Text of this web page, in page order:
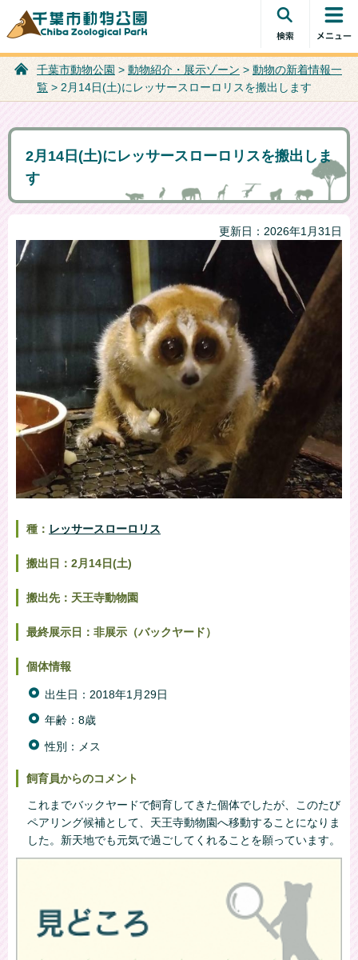
千葉市動物公園
検索・共
通メニュ
コンテン
ツメニュ
ー
千葉市動物公園 > 動物紹介・展示ゾーン > 動物の新着情報一
覧 > 2月14日(土)にレッサースローロリスを搬出します
2月14日(土)にレッサースローロリスを搬出しま
す
更新日：2026年1月31日
種： レッサースローロリス
搬出日：2月14日(土)
搬出先：天王寺動物園
最終展示日：非展示（バックヤード）
個体情報
出生日：2018年1月29日
年齢：8歳
性別：メス
飼育員からのコメント
これまでバックヤードで飼育してきた個体でしたが、このたび
ペアリング候補として、天王寺動物園へ移動することになりま
した。新天地でも元気で過ごしてくれることを願っています。